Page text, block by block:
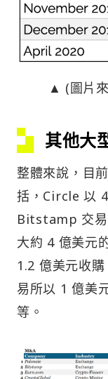
▲ (圖片
其他大
整體來說，目
括，Circle 以
Bitstamp 交易
大約 4 億美元
1.2 億美元收
易所以 1 億美
等。